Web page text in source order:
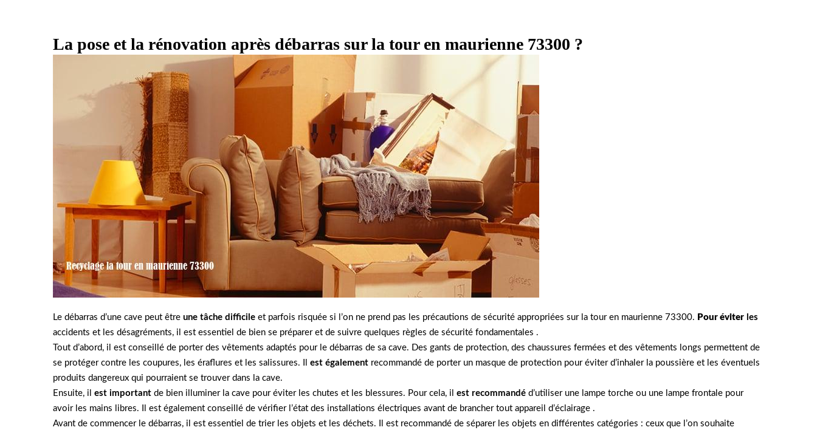
La pose et la rénovation après débarras sur la tour en maurienne 73300 ?
Le débarras d’une cave peut être une tâche difficile et parfois risquée si l’on ne prend pas les précautions de sécurité appropriées sur la tour en maurienne 73300. Pour éviter les
accidents et les désagréments, il est essentiel de bien se préparer et de suivre quelques règles de sécurité fondamentales .
Tout d’abord, il est conseillé de porter des vêtements adaptés pour le débarras de sa cave. Des gants de protection, des chaussures fermées et des vêtements longs permettent de
se protéger contre les coupures, les éraflures et les salissures. Il est également recommandé de porter un masque de protection pour éviter d’inhaler la poussière et les éventuels
produits dangereux qui pourraient se trouver dans la cave.
Ensuite, il est important de bien illuminer la cave pour éviter les chutes et les blessures. Pour cela, il est recommandé d’utiliser une lampe torche ou une lampe frontale pour
avoir les mains libres. Il est également conseillé de vérifier l’état des installations électriques avant de brancher tout appareil d’éclairage .
Avant de commencer le débarras, il est essentiel de trier les objets et les déchets. Il est recommandé de séparer les objets en différentes catégories : ceux que l’on souhaite